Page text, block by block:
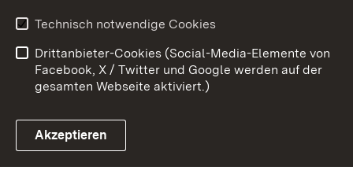
Link zum Landesportal
Barrierefreiheit
Impressum Cookies
Technisch notwendige Cookies
Drittanbieter-Cookies (Social-Media-Elemente von
Facebook, X / Twitter und Google werden auf der
gesamten Webseite aktiviert.)
Akzeptieren